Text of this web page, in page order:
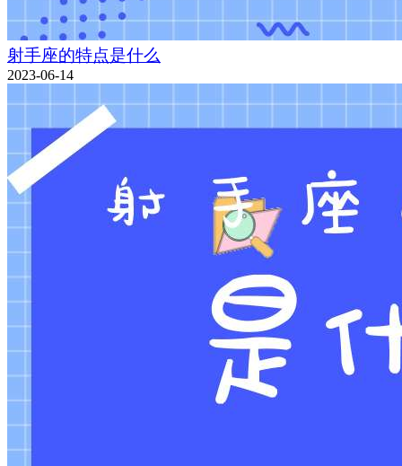
射手座的特点是什么
2023-06-14